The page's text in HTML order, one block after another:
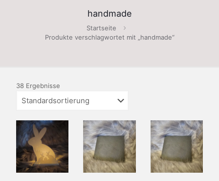
handmade
Startseite
Produkte verschlagwortet mit „handmade“
38 Ergebnisse